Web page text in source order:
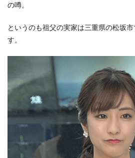
の噂。
というのも祖父の実家は三重県の松坂
す。